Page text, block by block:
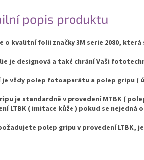
popis produktu
o kvalitní folii značky 3M serie 2080,
je designová a také chrání Vaši
je vždy polep fotoaparátu a polep gripu
je standardně v provedení MTBK (
LTBK ( imitace kůže ) pokud se nejedná
polep gripu v provedení LTBK,